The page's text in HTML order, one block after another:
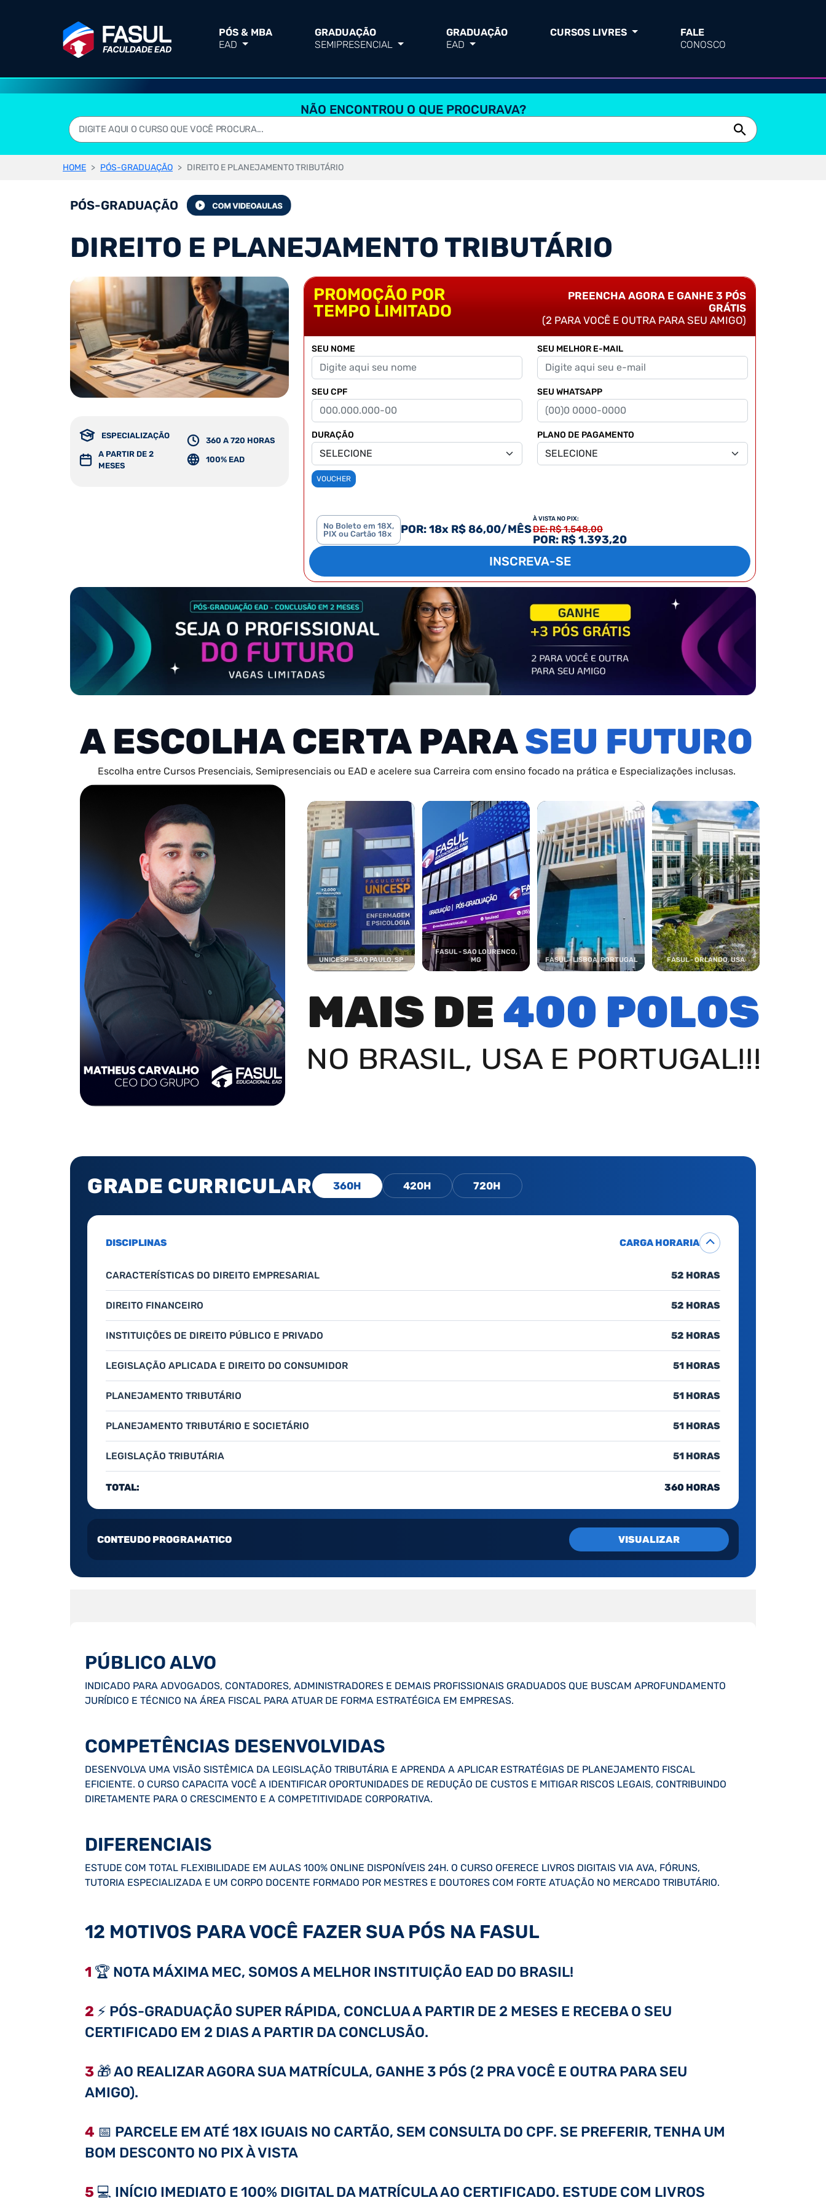
PÓS & MBA
EAD
GRADUAÇÃO
SEMIPRESENCIAL
GRADUAÇÃO
EAD
CURSOS LIVRES
FALE
CONOSCO
NÃO ENCONTROU O QUE PROCURAVA?
HOME PÓS-GRADUAÇÃO DIREITO E PLANEJAMENTO TRIBUTÁRIO
PÓS-GRADUAÇÃO
DIREITO E PLANEJAMENTO TRIBUTÁRIO
ESPECIALIZAÇÃO
A PARTIR DE 2
MESES
360 A 720 HORAS
100% EAD
PROMOÇÃO POR
TEMPO LIMITADO
PREENCHA AGORA E GANHE 3 PÓS
GRÁTIS
(2 PARA VOCÊ E OUTRA PARA SEU AMIGO)
SEU NOME
SEU CPF
SEU MELHOR E-MAIL
SEU WHATSAPP
DURAÇÃO PLANO DE PAGAMENTO
VOUCHER
No Boleto em 18X,
PIX ou Cartão 18x
POR: 18x R$ 86,00/MÊS
À VISTA NO PIX:
DE: R$ 1.548,00
POR: R$ 1.393,20
INSCREVA-SE
A ESCOLHA CERTA PARASEU FUTURO
Escolha entre Cursos Presenciais, Semipresenciais ou EAD e acelere sua Carreira com ensino focado na prática e Especializações inclusas.
UNICESP - SAO PAULO, SP
FASUL - SAO LOURENCO,
MG
FASUL - LISBOA, PORTUGAL FASUL - ORLANDO, USA
MAIS DE 400 POLOS
NO BRASIL, USA E PORTUGAL!!!
GRADE CURRICULAR 360H 420H 720H
DISCIPLINAS CARGA HORARIA
CARACTERÍSTICAS DO DIREITO EMPRESARIAL 52 HORAS
DIREITO FINANCEIRO 52 HORAS
INSTITUIÇÕES DE DIREITO PÚBLICO E PRIVADO 52 HORAS
LEGISLAÇÃO APLICADA E DIREITO DO CONSUMIDOR 51 HORAS
PLANEJAMENTO TRIBUTÁRIO 51 HORAS
PLANEJAMENTO TRIBUTÁRIO E SOCIETÁRIO 51 HORAS
LEGISLAÇÃO TRIBUTÁRIA 51 HORAS
TOTAL: 360 HORAS
CONTEUDO PROGRAMATICO VISUALIZAR
PÚBLICO ALVO
INDICADO PARA ADVOGADOS, CONTADORES, ADMINISTRADORES E DEMAIS PROFISSIONAIS GRADUADOS QUE BUSCAM APROFUNDAMENTO
JURÍDICO E TÉCNICO NA ÁREA FISCAL PARA ATUAR DE FORMA ESTRATÉGICA EM EMPRESAS.
COMPETÊNCIAS DESENVOLVIDAS
DESENVOLVA UMA VISÃO SISTÊMICA DA LEGISLAÇÃO TRIBUTÁRIA E APRENDA A APLICAR ESTRATÉGIAS DE PLANEJAMENTO FISCAL
EFICIENTE. O CURSO CAPACITA VOCÊ A IDENTIFICAR OPORTUNIDADES DE REDUÇÃO DE CUSTOS E MITIGAR RISCOS LEGAIS, CONTRIBUINDO
DIRETAMENTE PARA O CRESCIMENTO E A COMPETITIVIDADE CORPORATIVA.
DIFERENCIAIS
ESTUDE COM TOTAL FLEXIBILIDADE EM AULAS 100% ONLINE DISPONÍVEIS 24H. O CURSO OFERECE LIVROS DIGITAIS VIA AVA, FÓRUNS,
TUTORIA ESPECIALIZADA E UM CORPO DOCENTE FORMADO POR MESTRES E DOUTORES COM FORTE ATUAÇÃO NO MERCADO TRIBUTÁRIO.
12 MOTIVOS PARA VOCÊ FAZER SUA PÓS NA FASUL
1 🏆 NOTA MÁXIMA MEC, SOMOS A MELHOR INSTITUIÇÃO EAD DO BRASIL!
2 ⚡ PÓS-GRADUAÇÃO SUPER RÁPIDA, CONCLUA A PARTIR DE 2 MESES E RECEBA O SEU
CERTIFICADO EM 2 DIAS A PARTIR DA CONCLUSÃO.
3 🎁 AO REALIZAR AGORA SUA MATRÍCULA, GANHE 3 PÓS (2 PRA VOCÊ E OUTRA PARA SEU
AMIGO).
4 📅 PARCELE EM ATÉ 18X IGUAIS NO CARTÃO, SEM CONSULTA DO CPF. SE PREFERIR, TENHA UM
BOM DESCONTO NO PIX À VISTA
5 💻 INÍCIO IMEDIATO E 100% DIGITAL DA MATRÍCULA AO CERTIFICADO. ESTUDE COM LIVROS